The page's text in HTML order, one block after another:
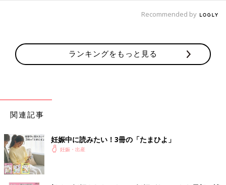
Recommended by
ランキングをもっと見る
関連記事
妊娠中に読みたい！3冊の「たまひよ」
妊娠・出産